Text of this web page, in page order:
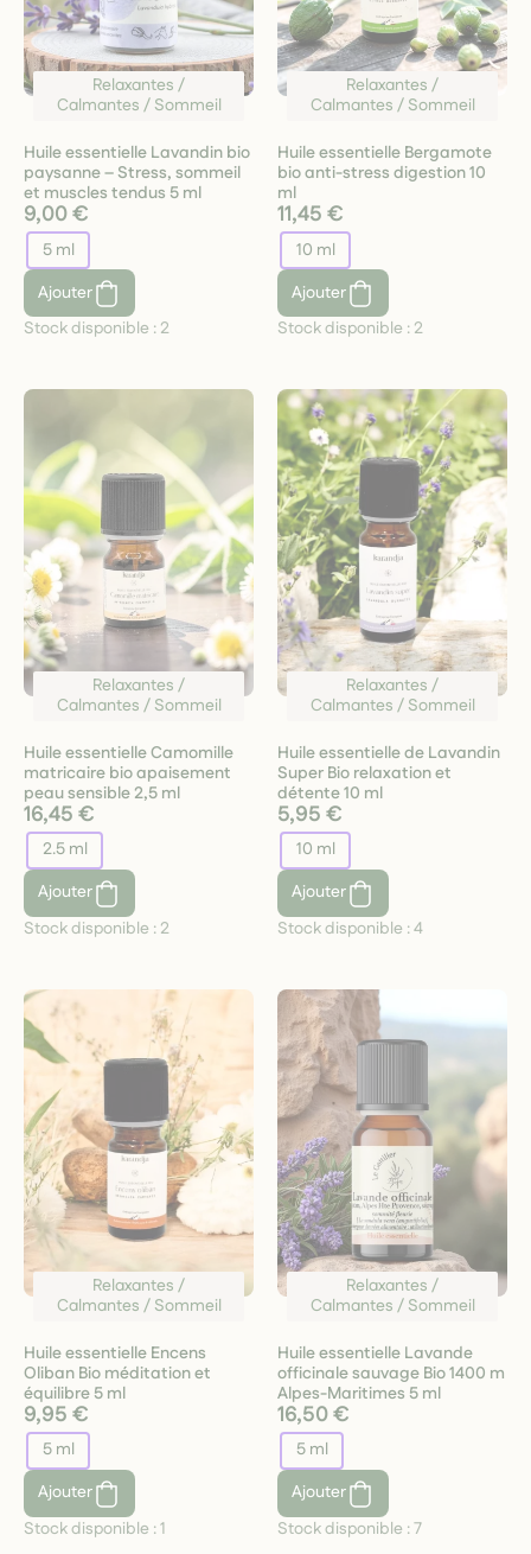
Relaxantes /
Calmantes / Sommeil
Huile essentielle Lavandin bio
paysanne – Stress, sommeil
et muscles tendus 5 ml
9,00 €
5 ml
Ajouter
Stock disponible : 2
Relaxantes /
Calmantes / Sommeil
Huile essentielle Bergamote
bio anti-stress digestion 10
ml
11,45 €
10 ml
Ajouter
Stock disponible : 2
Relaxantes /
Calmantes / Sommeil
Huile essentielle Camomille
matricaire bio apaisement
peau sensible 2,5 ml
16,45 €
2.5 ml
Ajouter
Stock disponible : 2
Relaxantes /
Calmantes / Sommeil
Huile essentielle de Lavandin
Super Bio relaxation et
détente 10 ml
5,95 €
10 ml
Ajouter
Stock disponible :4
Relaxantes /
Calmantes / Sommeil
Huile essentielle Encens
Oliban Bio méditation et
équilibre 5 ml
9,95 €
5 ml
Ajouter
Stock disponible :1
Relaxantes /
Calmantes / Sommeil
Huile essentielle Lavande
officinale sauvage Bio 1400 m
Alpes-Maritimes 5 ml
16,50 €
5 ml
Ajouter
Stock disponible :7